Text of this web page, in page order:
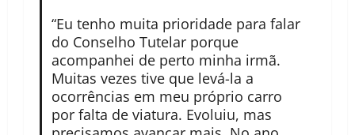
“Eu tenho muita prioridade para falar
do Conselho Tutelar porque
acompanhei de perto minha irmã.
Muitas vezes tive que levá-la a
ocorrências em meu próprio carro
por falta de viatura. Evoluiu, mas